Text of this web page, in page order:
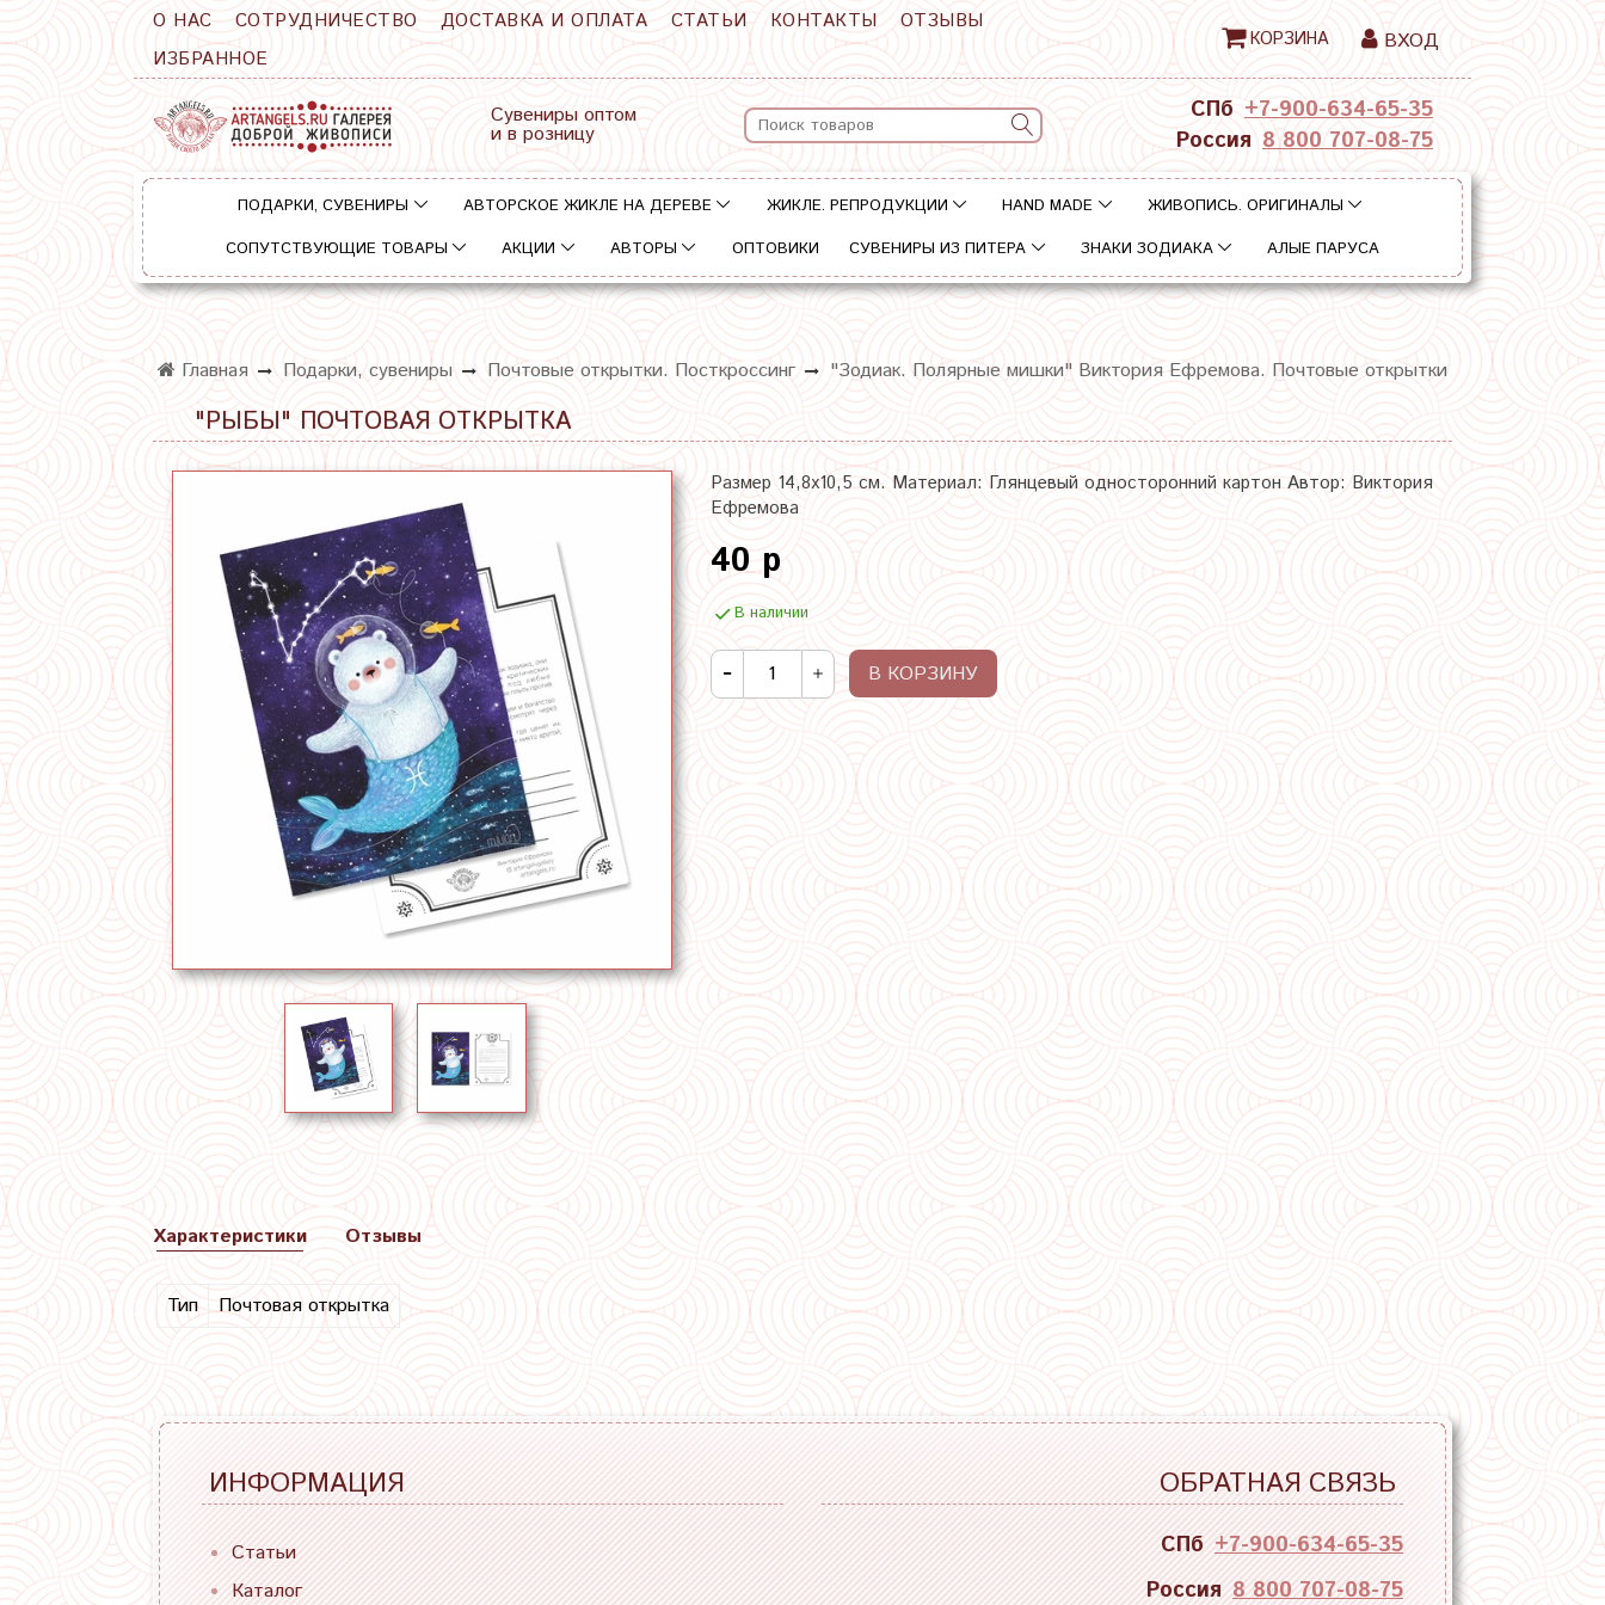
О НАС СОТРУДНИЧЕСТВО ДОСТАВКА И ОПЛАТА СТАТЬИ КОНТАКТЫ
ОТЗЫВЫ
ИЗБРАННОЕ
КОРЗИНА ВХОД
Сувениры оптом
и в розницу
СПб +7-900-634-65-35
Россия 8 800 707-08-75
ПОДАРКИ, СУВЕНИРЫ АВТОРСКОЕ ЖИКЛЕ НА ДЕРЕВЕ ЖИКЛЕ. РЕПРОДУКЦИИ HAND MADE
ЖИВОПИСЬ. ОРИГИНАЛЫ
СОПУТСТВУЮЩИЕ ТОВАРЫ
АКЦИИ АВТОРЫ ОПТОВИКИ СУВЕНИРЫ ИЗ ПИТЕРА ЗНАКИ ЗОДИАКА АЛЫЕ ПАРУСА
Главная Подарки, сувениры Почтовые открытки. Посткроссинг "Зодиак. Полярные мишки" Виктория Ефремова. Почтовые открытки
"РЫБЫ" ПОЧТОВАЯ ОТКРЫТКА
Размер 14,8х10,5 см. Материал: Глянцевый односторонний картон Автор: Виктория
Ефремова
40 р
В наличии
В КОРЗИНУ
Характеристики
Тип Почтовая открытка
Отзывы
ИНФОРМАЦИЯ
Статьи
Каталог
ОБРАТНАЯ СВЯЗЬ
СПб +7-900-634-65-35
Россия 8 800 707-08-75